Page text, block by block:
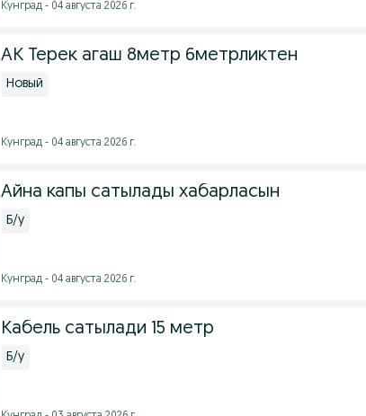
Кунград - 04 августа 2026 г.
АК Терек агаш 8метр 6метрликтен
Новый
Кунград - 04 августа 2026 г.
Айна капы сатылады хабарласын
Б/у
Кунград - 04 августа 2026 г.
Кабель сатылади 15 метр
Б/у